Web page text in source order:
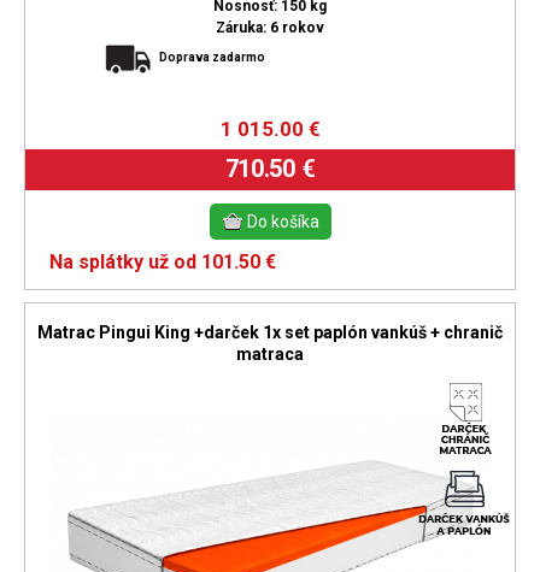
Nosnosť: 150 kg
Záruka: 6 rokov
Doprava zadarmo
1 015.00 €
710.50 €
Na splátky už od 101.50 €
Matrac Pingui King +darček 1x set paplón vankúš + chranič
matraca